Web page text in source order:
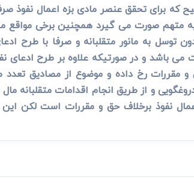
برای تحقق عنصر مادی بزه اعمال نفوذ
متهم صورت می گیرد همچنین برخی
به مانور متقلبانه و صرفا با طرح
باشد و در صورتیکه علاوه بر طرح ادعای
مقررات رخ داده و موضوع از مصادیق تعدد
و از طریق انجام اقدامات متقلبانه
نفوذ برخلاف حق و مقررات است لکن این